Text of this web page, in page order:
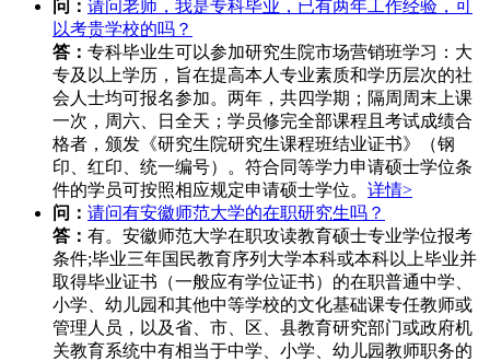
问： 请问老师，我是专科毕业，已有两年工作经验，可
以考贵学校的吗？
答： 专科毕业生可以参加研究生院市场营销班学习：大
专及以上学历，旨在提高本人专业素质和学历层次的社
会人士均可报名参加。两年，共四学期；隔周周末上课
一次，周六、日全天；学员修完全部课程且考试成绩合
格者，颁发《研究生院研究生课程班结业证书》（钢
印、红印、统一编号）。符合同等学力申请硕士学位条
件的学员可按照相应规定申请硕士学位。 详情>
问： 请问有安徽师范大学的在职研究生吗？
答： 有。安徽师范大学在职攻读教育硕士专业学位报考
条件;毕业三年国民教育序列大学本科或本科以上毕业并
取得毕业证书（一般应有学位证书）的在职普通中学、
小学、幼儿园和其他中等学校的文化基础课专任教师或
管理人员，以及省、市、区、县教育研究部门或政府机
关教育系统中有相当于中学、小学、幼儿园教师职务的